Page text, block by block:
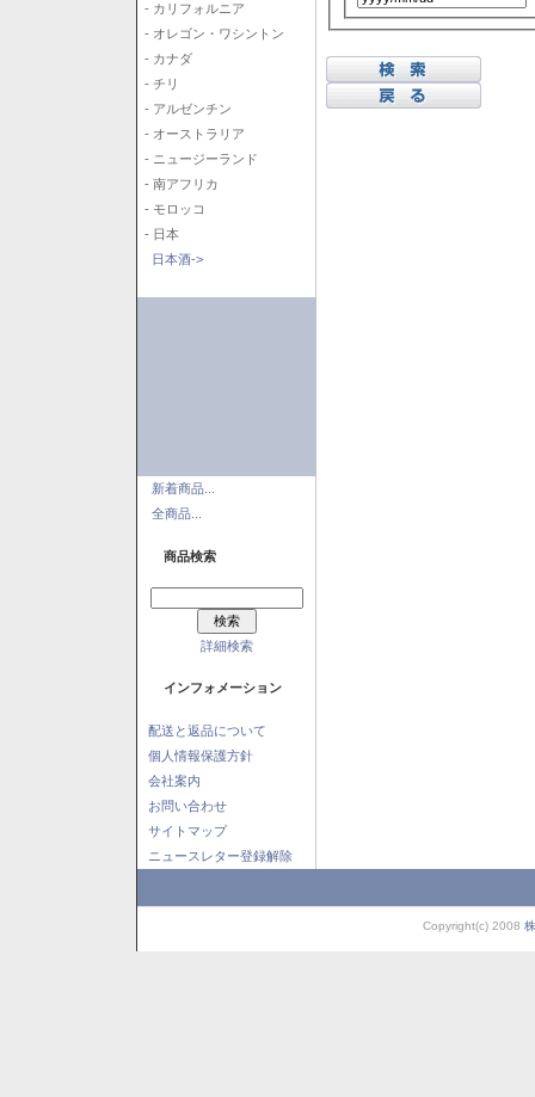
- カリフォルニア
- オレゴン・ワシントン
- カナダ
- チリ
- アルゼンチン
- オーストラリア
- ニュージーランド
- 南アフリカ
- モロッコ
- 日本
日本酒->
新着商品...
全商品...
商品検索
詳細検索
インフォメーション
配送と返品について
個人情報保護方針
会社案内
お問い合わせ
サイトマップ
ニュースレター登録解除
Copyright(c) 2008